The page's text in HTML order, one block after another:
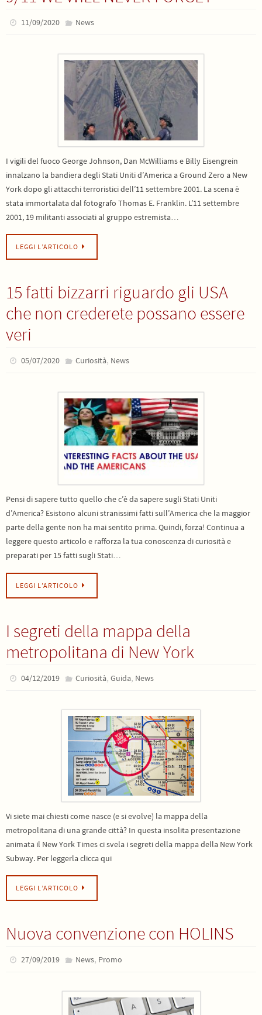
11/09/2020 News
I vigili del fuoco George Johnson, Dan McWilliams e Billy Eisengrein
innalzano la bandiera degli Stati Uniti d’America a Ground Zero a New
York dopo gli attacchi terroristici dell’11 settembre 2001. La scena è
stata immortalata dal fotografo Thomas E. Franklin. L’11 settembre
2001, 19 militanti associati al gruppo estremista…
LEGGI L’ARTICOLO
15 fatti bizzarri riguardo gli USA
che non crederete possano essere
veri
05/07/2020 Curiosità, News
Pensi di sapere tutto quello che c’è da sapere sugli Stati Uniti
d’America? Esistono alcuni stranissimi fatti sull’America che la maggior
parte della gente non ha mai sentito prima. Quindi, forza! Continua a
leggere questo articolo e rafforza la tua conoscenza di curiosità e
preparati per 15 fatti sugli Stati…
LEGGI L’ARTICOLO
I segreti della mappa della
metropolitana di New York
04/12/2019 Curiosità, Guida, News
Vi siete mai chiesti come nasce (e si evolve) la mappa della
metropolitana di una grande città? In questa insolita presentazione
animata il New York Times ci svela i segreti della mappa della New York
Subway. Per leggerla clicca qui
LEGGI L’ARTICOLO
Nuova convenzione con HOLINS
27/09/2019 News, Promo